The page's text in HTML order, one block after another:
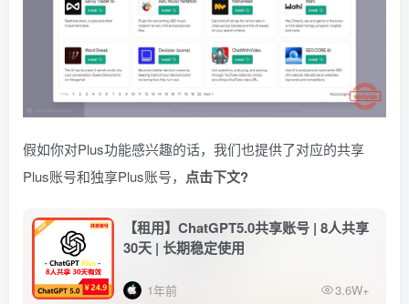
假如你对Plus功能感兴趣的话，我们也提供了对应的共享
Plus账号和独享Plus账号， 点击下文?
【租用】ChatGPT5.0共享账号 | 8人共享
30天 | 长期稳定使用
1年前 3.6W+